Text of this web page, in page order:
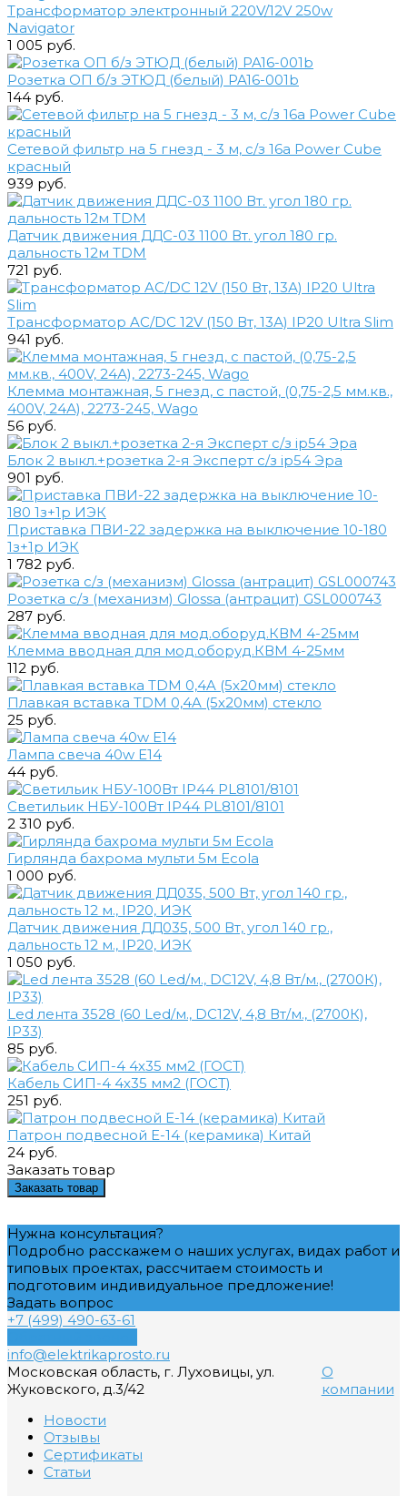
Трансформатор электронный 220V/12V 250w
Navigator
1 005 руб.
Розетка ОП б/з ЭТЮД (белый) PA16-001b
144 руб.
Сетевой фильтр на 5 гнезд - 3 м, с/з 16a Power Cube
красный
939 руб.
Датчик движения ДДС-03 1100 Вт. угол 180 гр.
дальность 12м TDM
721 руб.
Трансформатор AC/DC 12V (150 Вт, 13А) IP20 Ultra Slim
941 руб.
Клемма монтажная, 5 гнезд, с пастой, (0,75-2,5 мм.кв.,
400V, 24А), 2273-245, Wago
56 руб.
Блок 2 выкл.+розетка 2-я Эксперт с/з ip54 Эра
901 руб.
Приставка ПВИ-22 задержка на выключение 10-180
1з+1р ИЭК
1 782 руб.
Розетка с/з (механизм) Glossa (антрацит) GSL000743
287 руб.
Клемма вводная для мод.оборуд.КВМ 4-25мм
112 руб.
Плавкая вставка TDM 0,4A (5х20мм) стекло
25 руб.
Лампа свеча 40w E14
44 руб.
Светильик НБУ-100Вт IP44 PL8101/8101
2 310 руб.
Гирлянда бахрома мульти 5м Ecola
1 000 руб.
Датчик движения ДД035, 500 Вт, угол 140 гр.,
дальность 12 м., IP20, ИЭК
1 050 руб.
Led лента 3528 (60 Led/м., DC12V, 4,8 Вт/м., (2700К),
IP33)
85 руб.
Кабель СИП-4 4х35 мм2 (ГОСТ)
251 руб.
Патрон подвесной Е-14 (керамика) Китай
24 руб.
Заказать товар
Заказать товар
Нужна консультация?
Подробно расскажем о наших услугах, видах работ и
типовых проектах, рассчитаем стоимость и
подготовим индивидуальное предложение!
Задать вопрос
+7 (499) 490-63-61
info@elektrikaprosto.ru
Московская область, г. Луховицы, ул.
Жуковского, д.3/42
О
компании
Новости
Отзывы
Сертификаты
Статьи